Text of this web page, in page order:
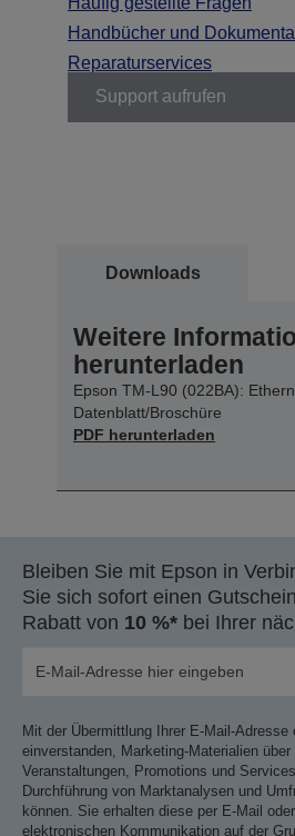
Handbücher und
Reparaturservices
Support aufrufen
Downloads
Weitere
herunterladen
Epson TM-L90 (022BA):
Datenblatt/Broschüre
PDF herunterladen
Bleiben Sie mit Epson in
Sie sich sofort einen
Rabatt von 10 %* bei Ihrer
Mit der Übermittlung Ihrer E-Mail-
einverstanden, Marketing-Materialien über
Veranstaltungen, Promotions und
Durchführung von Marktanalysen und
können. Sie erhalten diese per E-Mail
elektronischen Kommunikation auf der